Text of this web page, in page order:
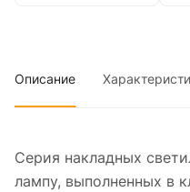
Описание
Серия накладных
лампу, выполненных в